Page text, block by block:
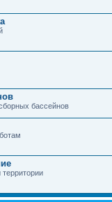
бассейнов